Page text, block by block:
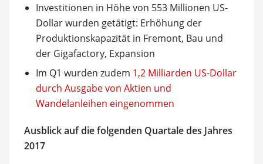
Investitionen in Höhe von 553 Millionen US-
Dollar wurden getätigt: Erhöhung der
Produktionskapazität in Fremont, Bau und
der Gigafactory, Expansion
Im Q1 wurden zudem 1,2 Milliarden US-Dollar
durch Ausgabe von Aktien und
Wandelanleihen eingenommen
Ausblick auf die folgenden Quartale des Jahres
2017